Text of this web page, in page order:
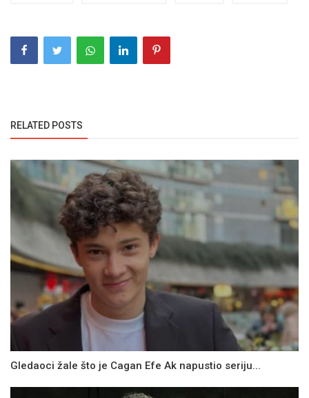
RELATED POSTS
Gledaoci žale što je Cagan Efe Ak napustio seriju...